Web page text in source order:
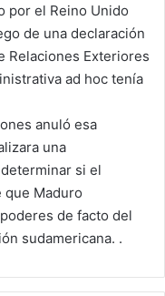
por el Reino Unido
de una declaración
Relaciones Exteriores
ad hoc tenía
anuló esa
una
si el
Maduro
de facto del
sudamericana. .